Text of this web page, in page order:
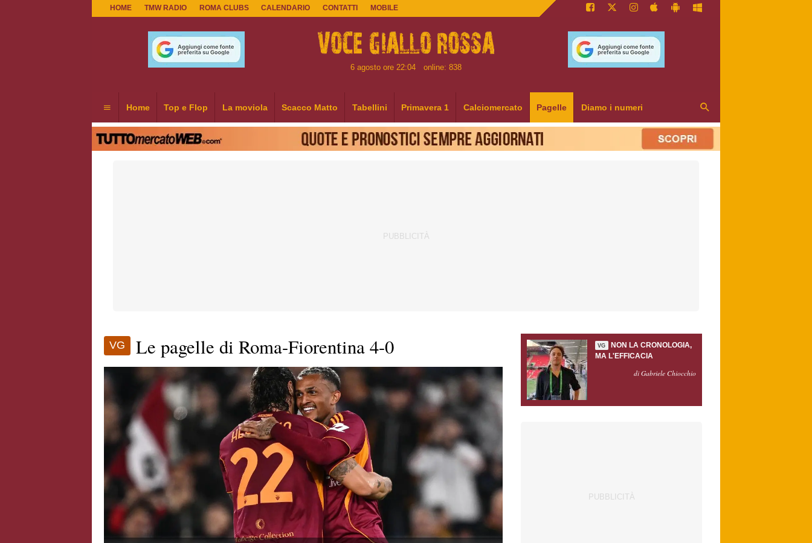
HOME TMW RADIO ROMA CLUBS CALENDARIO CONTATTI MOBILE
6 agosto ore 22:04 online: 838
Home Top e Flop La moviola Scacco Matto Tabellini Primavera 1 Calciomercato Pagelle Diamo i numeri
VG Le pagelle di Roma-Fiorentina 4-0 VG
NON LA CRONOLOGIA,
MA L'EFFICACIA
di Gabriele Chiocchio